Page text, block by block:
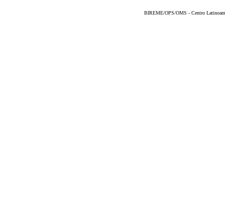
BIREME/OPS/OMS - Centro